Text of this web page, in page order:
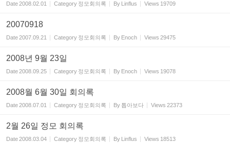
Date2008.02.01 Category 정모회의록 By Linflus Views 19709
20070918
Date2007.09.21 Category 정모회의록 By Enoch Views 29475
2008년 9월 23일
Date2008.09.25 Category 정모회의록 By Enoch Views 19078
2008월 6월 30일 회의록
Date2008.07.01 Category 정모회의록 By 톱아보다 Views 22373
2월 26일 정모 회의록
Date2008.03.04 Category 정모회의록 By Linflus Views 18513